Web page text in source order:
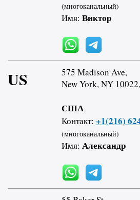
(многоканальный)
Имя: Виктор
US
575 Madison Ave,
New York, NY 10022,
США
Контакт: +1(216)
(многоканальный)
Имя: Александр